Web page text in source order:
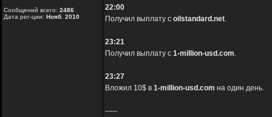
Сообщений всего: 2486
Дата рег-ции: Нояб. 2010
22:00
Получил выплату с oilstandard.net.
23:21
Получил выплату с 1-million-usd.com.
23:27
Вложил 10$ в 1-million-usd.com на один день.
-----